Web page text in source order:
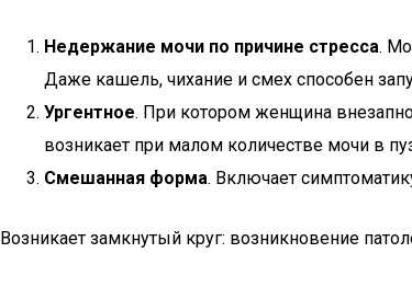
Недержание мочи по причине стресса.
Даже кашель, чихание и смех способен
Ургентное. При котором женщина
возникает при малом количестве мочи в
Смешанная форма. Включает
Возникает замкнутый круг: возникновение